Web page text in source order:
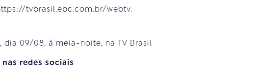
tvbrasil.ebc.com.br/webtv.
dia 09/08, à meia-noite, na TV Brasil
redes sociais